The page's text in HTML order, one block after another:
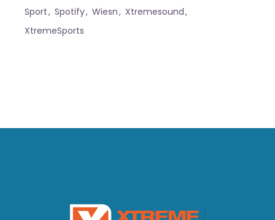
Sport
Spotify Wiesn
Xtremesound
XtremeSports